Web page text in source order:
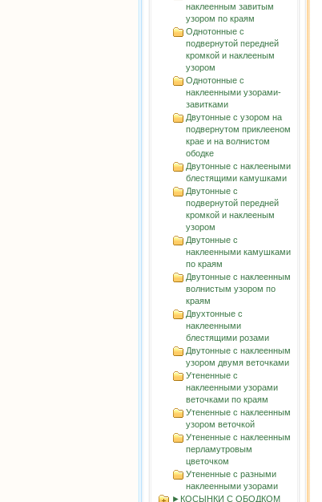
наклеенным завитым
узорoм по краям
Однотонные с
подвернутой передней
кромкой и наклееным
узором
Однотонные с
наклеенными узорами-
завитками
Двутонные с узором на
подвернутом приклееном
крае и на волнистом
ободке
Двутонные с наклееными
блестящими камушками
Двутонные с
подвернутой передней
кромкой и наклееным
узором
Двутонные с
наклеенными камушками
по краям
Двутонные с наклеенным
волнистым узорoм по
краям
Двухтонные с
наклеенными
блестящими розами
Двутонные с наклеенным
узором двумя веточками
Утененные с
наклеенными узорами
веточками по краям
Утененные с наклеенным
узором веточкой
Утененные с наклеенным
перламутровым
цветочком
Утененные с разными
наклеенными узорами
►КОСЫНКИ С ОБОДКОМ